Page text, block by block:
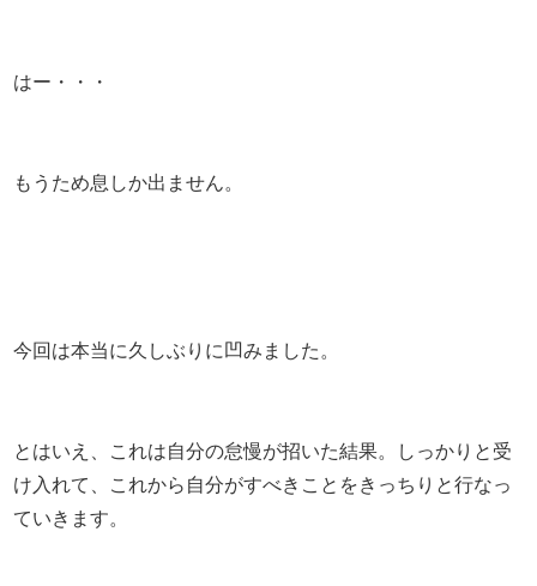
はー・・・
もうため息しか出ません。
今回は本当に久しぶりに凹みました。
とはいえ、これは自分の怠慢が招いた結果。しっかりと受
け入れて、これから自分がすべきことをきっちりと行なっ
ていきます。